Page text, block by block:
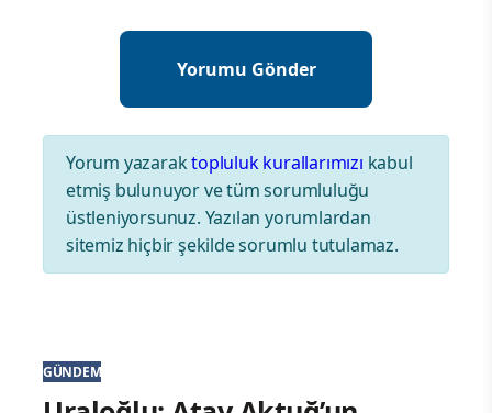
Yorum yazaraktopluluk kurallarımızı kabul
etmiş bulunuyor ve tüm sorumluluğu
üstleniyorsunuz. Yazılan yorumlardan
sitemiz hiçbir şekilde sorumlu tutulamaz.
GÜNDEM